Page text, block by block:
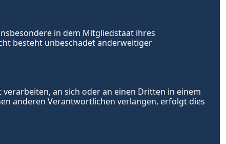
in dem Mitgliedstaat ihres
besteht unbeschadet anderweitiger
an sich oder an einen Dritten in einem
anderen Verantwortlichen verlangen, erfolgt dies